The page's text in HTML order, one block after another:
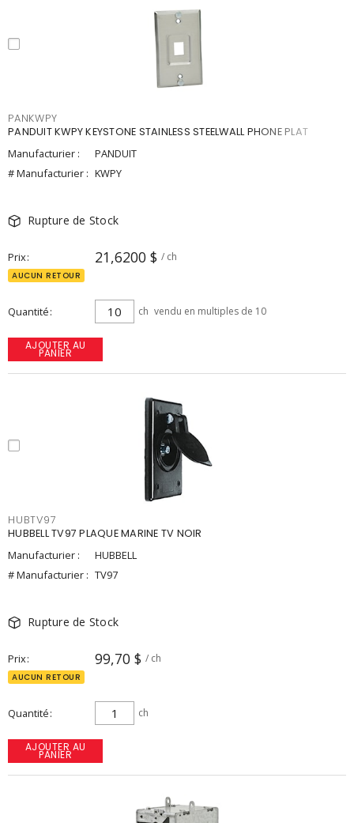
PANKWPY
PANDUIT KWPY KEYSTONE STAINLESS STEELWALL PHONE PLAT
Manufacturier :
PANDUIT
# Manufacturier : KWPY
Rupture de Stock
Prix 21,6200 $ / ch
AUCUN RETOUR
Quantité ch vendu en multiples de 10
AJOUTER AU
PANIER
HUBTV97
HUBBELL TV97 PLAQUE MARINE TV NOIR
Manufacturier :
HUBBELL
# Manufacturier : TV97
Rupture de Stock
Prix 99,70 $ / ch
AUCUN RETOUR
Quantité ch
AJOUTER AU
PANIER